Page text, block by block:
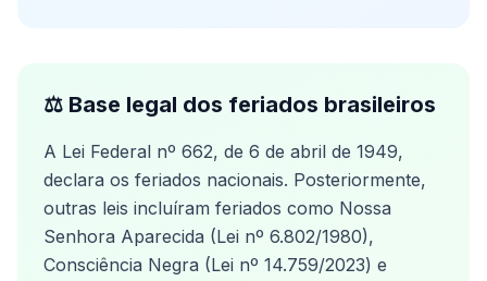
⚖️ Base legal dos feriados brasileiros
A Lei Federal nº 662, de 6 de abril de 1949,
declara os feriados nacionais. Posteriormente,
outras leis incluíram feriados como Nossa
Senhora Aparecida (Lei nº 6.802/1980),
Consciência Negra (Lei nº 14.759/2023) e